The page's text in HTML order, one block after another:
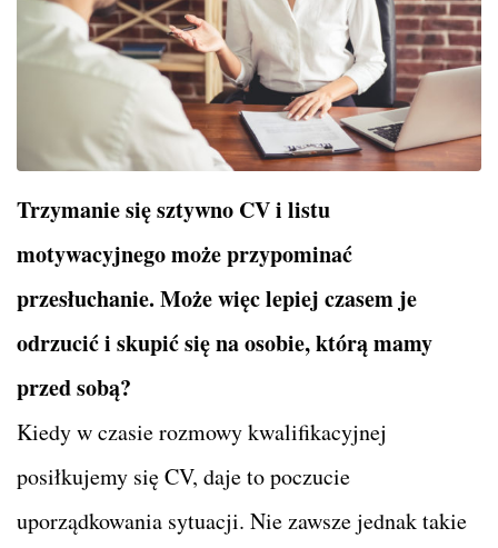
Trzymanie się sztywno CV i listu
motywacyjnego może przypominać
przesłuchanie. Może więc lepiej czasem je
odrzucić i skupić się na osobie, którą mamy
przed sobą?
Kiedy w czasie rozmowy kwalifikacyjnej
posiłkujemy się CV, daje to poczucie
uporządkowania sytuacji. Nie zawsze jednak takie